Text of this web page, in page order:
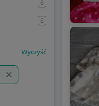
6
6
Wyczyść